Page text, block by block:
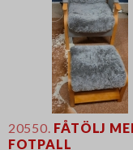
20550. FÅTÖLJ
FOTPALL